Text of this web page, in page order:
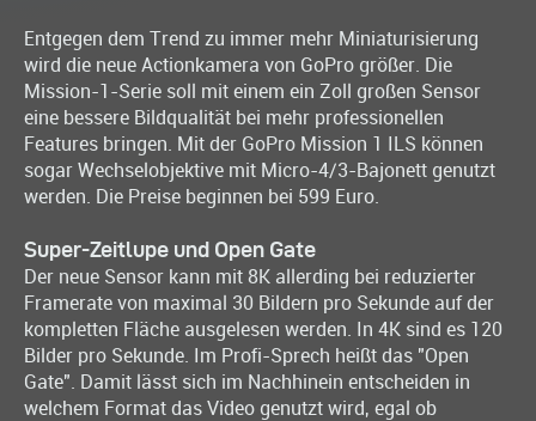
Entgegen dem Trend zu immer mehr Miniaturisierung
wird die neue Actionkamera von GoPro größer. Die
Mission-1-Serie soll mit einem ein Zoll großen Sensor
eine bessere Bildqualität bei mehr professionellen
Features bringen. Mit der GoPro Mission 1 ILS können
sogar Wechselobjektive mit Micro-4/3-Bajonett genutzt
werden. Die Preise beginnen bei 599 Euro.
Super-Zeitlupe und Open Gate
Der neue Sensor kann mit 8K allerding bei reduzierter
Framerate von maximal 30 Bildern pro Sekunde auf der
kompletten Fläche ausgelesen werden. In 4K sind es 120
Bilder pro Sekunde. Im Profi-Sprech heißt das "Open
Gate". Damit lässt sich im Nachhinein entscheiden in
welchem Format das Video genutzt wird, egal ob